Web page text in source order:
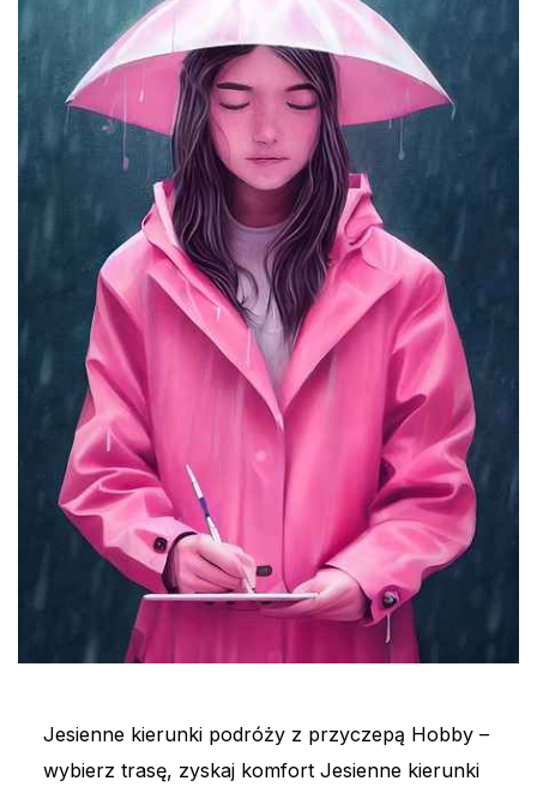
Jesienne kierunki podróży z przyczepą Hobby –
wybierz trasę, zyskaj komfort Jesienne kierunki